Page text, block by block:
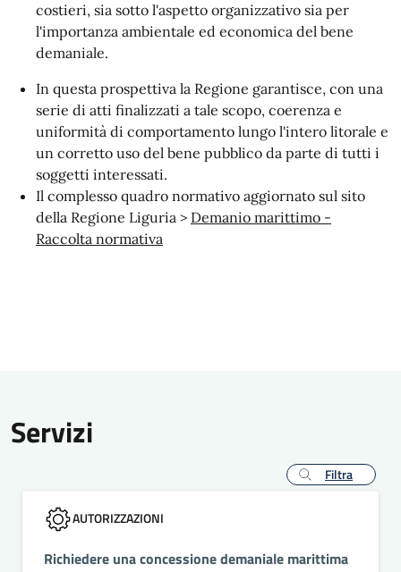
costieri, sia sotto l'aspetto organizzativo sia per
l'importanza ambientale ed economica del bene
demaniale.
In questa prospettiva la Regione garantisce, con una
serie di atti finalizzati a tale scopo, coerenza e
uniformità di comportamento lungo l'intero litorale e
un corretto uso del bene pubblico da parte di tutti i
soggetti interessati.
Il complesso quadro normativo aggiornato sul sito
della Regione Liguria > Demanio marittimo -
Raccolta normativa
Servizi
Filtra
AUTORIZZAZIONI
Richiedere una concessione demaniale marittima